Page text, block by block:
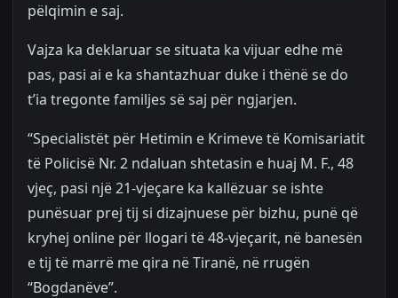
pëlqimin e saj.
Vajza ka deklaruar se situata ka vijuar edhe më
pas, pasi ai e ka shantazhuar duke i thënë se do
t’ia tregonte familjes së saj për ngjarjen.
“Specialistët për Hetimin e Krimeve të Komisariatit
të Policisë Nr. 2 ndaluan shtetasin e huaj M. F., 48
vjeç, pasi një 21-vjeçare ka kallëzuar se ishte
punësuar prej tij si dizajnuese për bizhu, punë që
kryhej online për llogari të 48-vjeçarit, në banesën
e tij të marrë me qira në Tiranë, në rrugën
“Bogdanëve”.